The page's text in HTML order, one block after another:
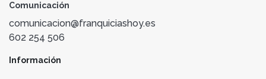
Comunicación
comunicacion@franquiciashoy.es
602 254 506
Información